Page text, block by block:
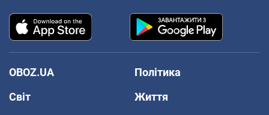
OBOZ.UA
Політика
Світ
Життя